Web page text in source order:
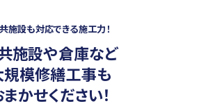
施設も対応できる施工力！
施設や倉庫など
規模修繕工事も
かせください！